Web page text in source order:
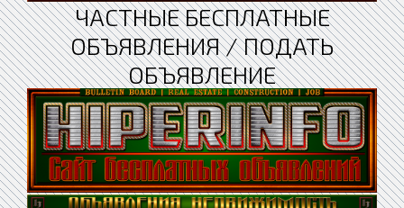
ЧАСТНЫЕ БЕСПЛАТНЫЕ
ОБЪЯВЛЕНИЯ / ПОДАТЬ
ОБЪЯВЛЕНИЕ